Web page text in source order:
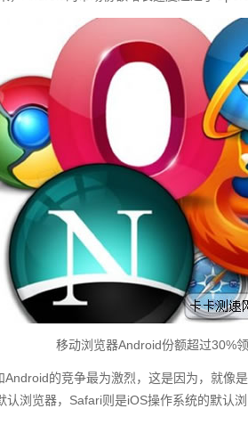
移动浏览器Android份额超过30%
的竞争最为激烈，这是因为，就像
浏览器，Safari则是iOS操作系统的默认浏